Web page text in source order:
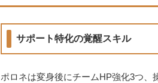
サポート特化の覚醒スキル
ポロネは変身後にチームHP強化3つ、